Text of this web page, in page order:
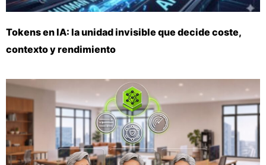
Tokens en IA: la unidad invisible que decide coste,
contexto y rendimiento